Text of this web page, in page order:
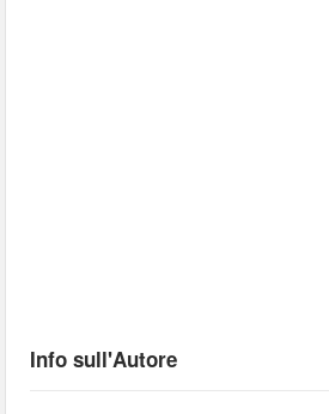
Info sull'Autore